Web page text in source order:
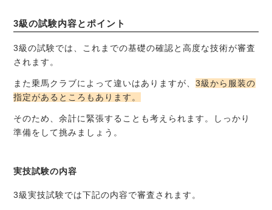
3級の試験内容とポイント
3級の試験では、これまでの基礎の確認と高度な技術が審査
されます。
また乗馬クラブによって違いはありますが、3級から服装の
指定があるところもあります。
そのため、余計に緊張することも考えられます。しっかり
準備をして挑みましょう。
実技試験の内容
3級実技試験では下記の内容で審査されます。